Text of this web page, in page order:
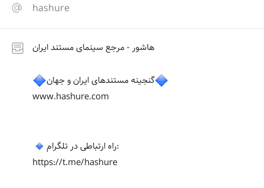
hashure
هاشور - مرجع سینمای مستند ایران
گنجینه مستندهای ایران و جهان
www.hashure.com
راه ارتباطی در تلگرام:
https://t.me/hashure